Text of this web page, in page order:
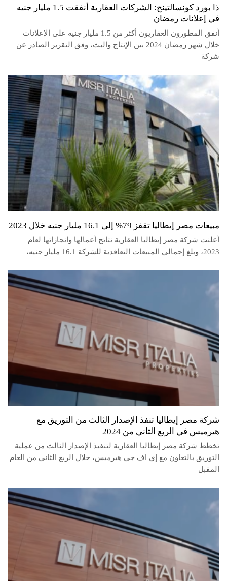
ذا بورد كونسالتينج: الشركات العقارية أنفقت 1.5 مليار جنيه
في إعلانات رمضان
أنفق المطورون العقاريون أكثر من 1.5 مليار جنيه على الإعلانات
خلال شهر رمضان 2024 بين الإنتاج والبث، وفق التقرير الصادر عن
شركة
مبيعات مصر إيطاليا تقفز 79% إلى 16.1 مليار جنيه خلال 2023
أعلنت شركة مصر إيطاليا العقارية نتائج أعمالها وانجازاتها لعام
2023، وبلغ إجمالي المبيعات التعاقدية للشركة 16.1 مليار جنيه،
شركة مصر إيطاليا تنفذ الإصدار الثالث من التوريق مع
هيرميس في الربع الثاني من 2024
تخطط شركة مصر إيطاليا العقارية لتنفيذ الإصدار الثالث من عملية
التوريق بالتعاون مع إي اف جي هيرميس، خلال الربع الثاني من العام
المقبل